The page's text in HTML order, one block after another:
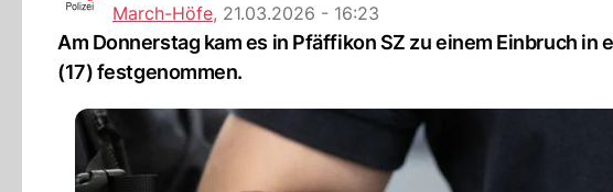
March-Höfe, 21.03.2026 - 16:23
Am Donnerstag kam es in Pfäffikon SZ zu einem Einbruch in
(17) festgenommen.